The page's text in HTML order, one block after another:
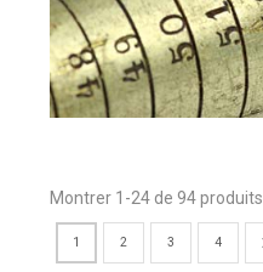
Montrer 1-24 de 94 produits
1 2 3 4